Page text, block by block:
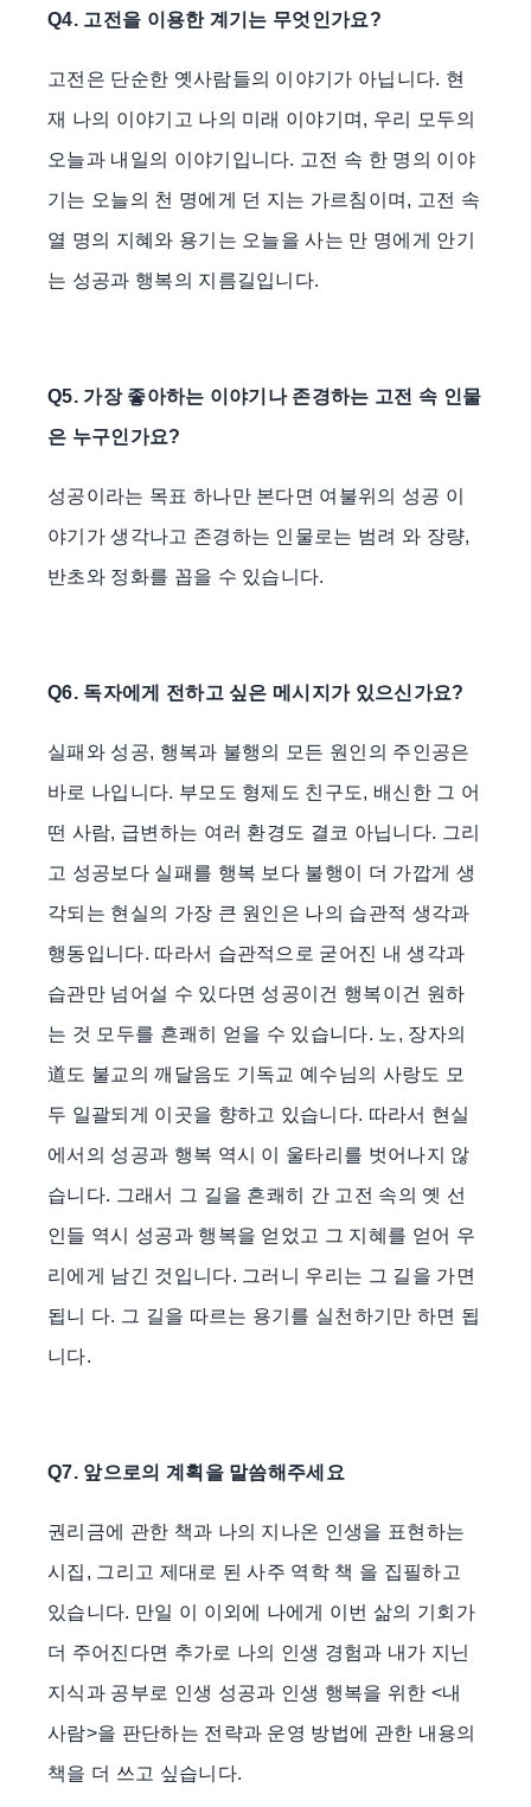
Q4. 고전을 이용한 계기는 무엇인가요?
고전은 단순한 옛사람들의 이야기가 아닙니다. 현
재 나의 이야기고 나의 미래 이야기며, 우리 모두의
오늘과 내일의 이야기입니다. 고전 속 한 명의 이야
기는 오늘의 천 명에게 던 지는 가르침이며, 고전 속
열 명의 지혜와 용기는 오늘을 사는 만 명에게 안기
는 성공과 행복의 지름길입니다.
Q5. 가장 좋아하는 이야기나 존경하는 고전 속 인물
은 누구인가요?
성공이라는 목표 하나만 본다면 여불위의 성공 이
야기가 생각나고 존경하는 인물로는 범려 와 장량,
반초와 정화를 꼽을 수 있습니다.
Q6. 독자에게 전하고 싶은 메시지가 있으신가요?
실패와 성공, 행복과 불행의 모든 원인의 주인공은
바로 나입니다. 부모도 형제도 친구도, 배신한 그 어
떤 사람, 급변하는 여러 환경도 결코 아닙니다. 그리
고 성공보다 실패를 행복 보다 불행이 더 가깝게 생
각되는 현실의 가장 큰 원인은 나의 습관적 생각과
행동입니다. 따라서 습관적으로 굳어진 내 생각과
습관만 넘어설 수 있다면 성공이건 행복이건 원하
는 것 모두를 흔쾌히 얻을 수 있습니다. 노, 장자의
道도 불교의 깨달음도 기독교 예수님의 사랑도 모
두 일괄되게 이곳을 향하고 있습니다. 따라서 현실
에서의 성공과 행복 역시 이 울타리를 벗어나지 않
습니다. 그래서 그 길을 흔쾌히 간 고전 속의 옛 선
인들 역시 성공과 행복을 얻었고 그 지혜를 얻어 우
리에게 남긴 것입니다. 그러니 우리는 그 길을 가면
됩니 다. 그 길을 따르는 용기를 실천하기만 하면 됩
니다.
Q7. 앞으로의 계획을 말씀해주세요
권리금에 관한 책과 나의 지나온 인생을 표현하는
시집, 그리고 제대로 된 사주 역학 책 을 집필하고
있습니다. 만일 이 이외에 나에게 이번 삶의 기회가
더 주어진다면 추가로 나의 인생 경험과 내가 지닌
지식과 공부로 인생 성공과 인생 행복을 위한 <내
사람>을 판단하는 전략과 운영 방법에 관한 내용의
책을 더 쓰고 싶습니다.